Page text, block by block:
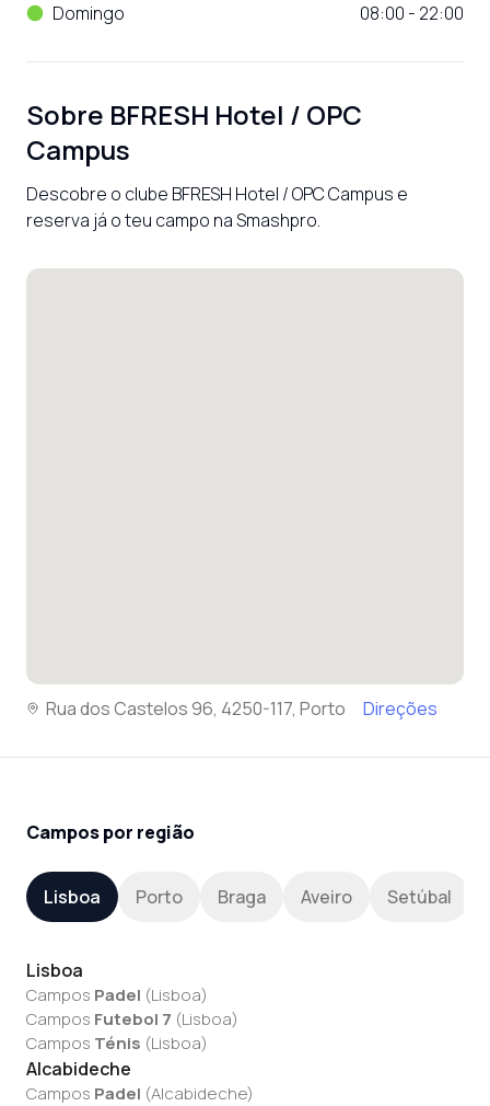
Domingo
08:00 - 22:00
Sobre BFRESH Hotel / OPC
Campus
Descobre o clube BFRESH Hotel / OPC Campus e
reserva já o teu campo na Smashpro.
Rua dos Castelos 96, 4250-117, Porto Direções
Campos por região
Lisboa Porto Braga Aveiro Setúbal
Lisboa
Campos Padel (Lisboa)
Campos Futebol 7 (Lisboa)
Campos Ténis (Lisboa)
Alcabideche
Campos Padel (Alcabideche)